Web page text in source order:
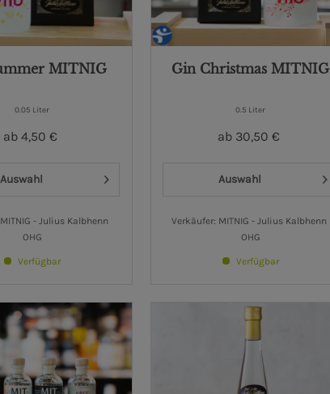
MITNIG
0.05 Liter
ab 4,50 €
Auswahl
- Julius Kalbhenn
OHG
Verfügbar
Gin Christmas MITNIG
0.5 Liter
ab 30,50 €
Auswahl
Verkäufer: MITNIG - Julius Kalbhenn
OHG
Verfügbar